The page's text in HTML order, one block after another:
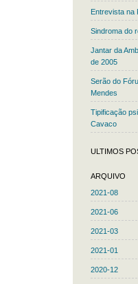
Entrevista na
Sindroma do
Jantar da
de 2005
Serão do
Mendes
Tipificação
Cavaco
ULTIMOS
ARQUIVO
2021-08
2021-06
2021-03
2021-01
2020-12